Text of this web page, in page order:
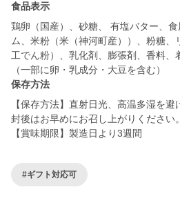
食品表示
鶏卵（国産）、砂糖、 有塩バター、
ム、米粉（米（神河町産））、粉糖
工でん粉）、乳化剤、膨張剤、香料、
（一部に卵・乳成分・大豆を含む）
保存方法
【保存方法】直射日光、高温多湿を
封後はお早めにお召し上がりください。
【賞味期限】製造日より3週間
#ギフト対応可